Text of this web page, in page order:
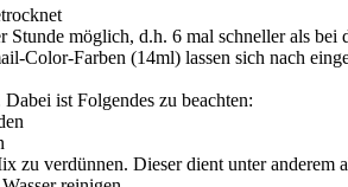
Stunde möglich, d.h. 6 mal schneller als bei
Color-Farben (14ml) lassen sich nach
ist Folgendes zu beachten:
zu verdünnen. Dieser dient unter